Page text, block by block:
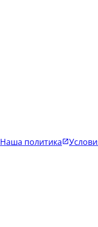
Наша политика